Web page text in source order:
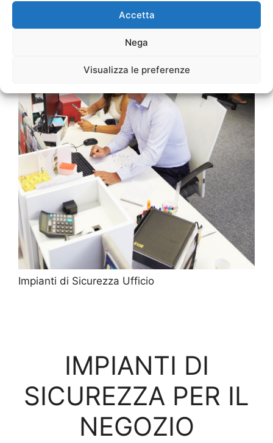
Accetta
Nega
Visualizza le preferenze
Impianti di Sicurezza Ufficio
IMPIANTI DI
SICUREZZA PER IL
NEGOZIO